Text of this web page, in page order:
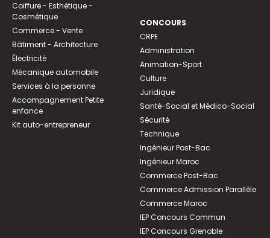
Coiffure - Esthétique -
Cosmétique
Commerce - Vente
Bâtiment - Architecture
Électricité
Mécanique automobile
Services à la personne
Accompagnement Petite
enfance
Kit auto-entrepreneur
CONCOURS
CRPE
Administration
Animation-Sport
Culture
Juridique
Santé-Social et Médico-Social
Sécurité
Technique
Ingénieur Post-Bac
Ingénieur Maroc
Commerce Post-Bac
Commerce Admission Parallèle
Commerce Maroc
IEP Concours Commun
IEP Concours Grenoble